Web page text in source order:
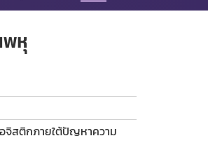
พหุ
จิสติกภายใต้ปัญหาความ